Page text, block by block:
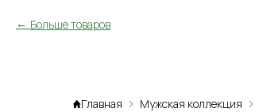
Больше товаров
Главная Мужская коллекция